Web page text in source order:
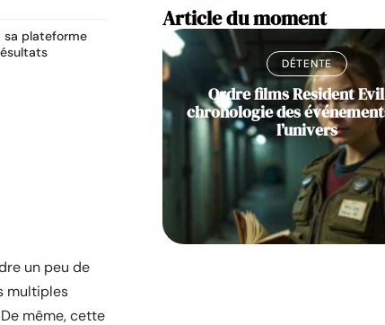
plateforme
un peu de
multiples
même, cette
Article du moment
DÉTENTE
Ordre films Resident
chronologie des
l’univers